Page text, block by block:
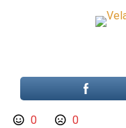
0 0